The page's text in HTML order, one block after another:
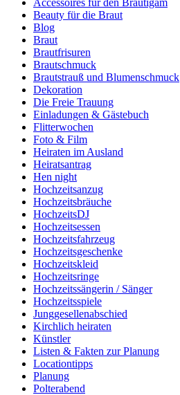
Beauty für die Braut
Blog
Braut
Brautfrisuren
Brautschmuck
Brautstrauß und Blumenschmuck
Dekoration
Die Freie Trauung
Einladungen & Gästebuch
Flitterwochen
Foto & Film
Heiraten im Ausland
Heiratsantrag
Hen night
Hochzeitsanzug
Hochzeitsbräuche
HochzeitsDJ
Hochzeitsessen
Hochzeitsfahrzeug
Hochzeitsgeschenke
Hochzeitskleid
Hochzeitsringe
Hochzeitssängerin / Sänger
Hochzeitsspiele
Junggesellenabschied
Kirchlich heiraten
Künstler
Listen & Fakten zur Planung
Locationtipps
Planung
Polterabend